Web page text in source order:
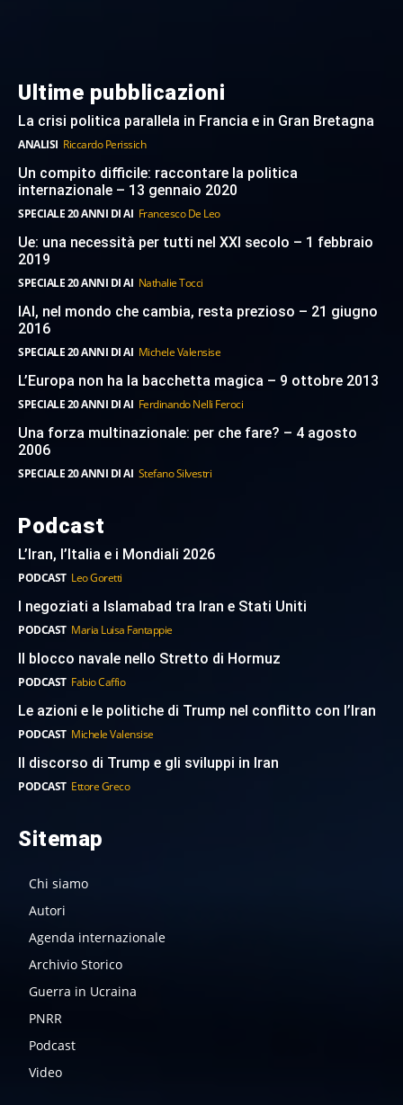
Ultime pubblicazioni
La crisi politica parallela in Francia e in Gran Bretagna
ANALISI Riccardo Perissich
Un compito difficile: raccontare la politica
internazionale – 13 gennaio 2020
SPECIALE 20 ANNI DI AI Francesco De Leo
Ue: una necessità per tutti nel XXI secolo – 1 febbraio
2019
SPECIALE 20 ANNI DI AI Nathalie Tocci
IAI, nel mondo che cambia, resta prezioso – 21 giugno
2016
SPECIALE 20 ANNI DI AI Michele Valensise
L’Europa non ha la bacchetta magica – 9 ottobre 2013
SPECIALE 20 ANNI DI AI Ferdinando Nelli Feroci
Una forza multinazionale: per che fare? – 4 agosto
2006
SPECIALE 20 ANNI DI AI Stefano Silvestri
Podcast
L’Iran, l’Italia e i Mondiali 2026
PODCAST Leo Goretti
I negoziati a Islamabad tra Iran e Stati Uniti
PODCAST Maria Luisa Fantappie
Il blocco navale nello Stretto di Hormuz
PODCAST Fabio Caffio
Le azioni e le politiche di Trump nel conflitto con l’Iran
PODCAST Michele Valensise
Il discorso di Trump e gli sviluppi in Iran
PODCAST Ettore Greco
Sitemap
Chi siamo
Autori
Agenda internazionale
Archivio Storico
Guerra in Ucraina
PNRR
Podcast
Video